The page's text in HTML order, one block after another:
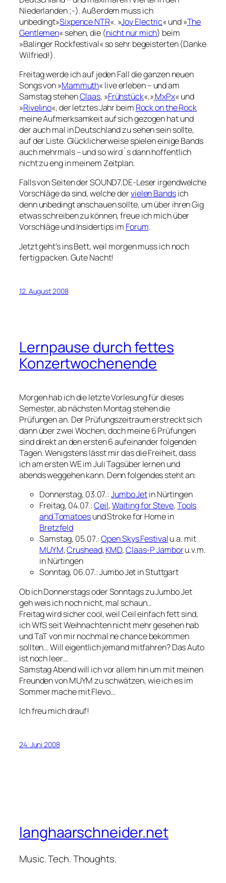
Niederlanden ;-). Außerdem muss ich
unbedingt»Sixpence NTR«. »Joy Electric« und »The
Gentlemen« sehen, die (nicht nur mich) beim
»Balinger Rockfestival« so sehr begeisterten (Danke
Wilfried!).
Freitag werde ich auf jeden Fall die ganzen neuen
Songs von »Mammuth« live erleben – und am
Samstag stehenClaas, »Frühstück«,»MxPx« und
»Rivelino«, der letztes Jahr beim Rock on the Rock
meine Aufmerksamkeit auf sich gezogen hat und
der auch mal in Deutschland zu sehen sein sollte,
auf der Liste. Glücklicherweise spielen einige Bands
auch mehrmals – und so wird´s dann hoffentlich
nicht zu eng in meinem Zeitplan.
Falls von Seiten der SOUND7.DE-Leser irgendwelche
Vorschläge da sind, welche dervielen Bandsich
denn unbedingt anschauen sollte, um über ihren Gig
etwas schreiben zu können, freue ich mich über
Vorschläge und Insidertips im Forum.
Jetzt geht’s ins Bett, weil morgen muss ich noch
fertig packen. Gute Nacht!
12. August 2008
Lernpause durch fettes
Konzertwochenende
Morgen hab ich die letzte Vorlesung für dieses
Semester, ab nächsten Montag stehen die
Prüfungen an. Der Prüfungszeitraum erstreckt sich
dann über zwei Wochen, doch meine 6 Prüfungen
sind direkt an den ersten 6 aufeinander folgenden
Tagen. Wenigstens lässt mir das die Freiheit, dass
ich am ersten WE im Juli Tagsüber lernen und
abends weggehen kann. Denn folgendes steht an:
Donnerstag, 03.07.: Jumbo Jetin Nürtingen
Freitag, 04.07.:Ceil,Waiting for Steve,Tools
and Tomatoesund Stroke for Home in
Bretzfeld
Samstag, 05.07.:Open Skys Festivalu.a. mit
MUYM,Crushead,KMD,Claas-P Jamboru.v.m.
in Nürtingen
Sonntag, 06.07.: Jumbo Jet in Stuttgart
Ob ich Donnerstags oder Sonntags zu Jumbo Jet
geh weis ich noch nicht, mal schaun…
Freitag wird sicher cool, weil Ceil einfach fett sind,
ich WfS seit Weihnachten nicht mehr gesehen hab
und TaT von mir nochmal ne chance bekommen
sollten… Will eigentlich jemand mitfahren? Das Auto
ist noch leer…
Samstag Abend will ich vor allem hin um mit meinen
Freunden von MUYM zu schwätzen, wie ich es im
Sommer mache mit Flevo…
Ich freu mich drauf!
24. Juni 2008
langhaarschneider.net
Music. Tech. Thoughts.